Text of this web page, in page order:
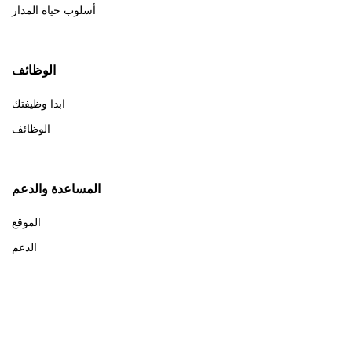
أسلوب حياة المدار
الوظائف
ابدا وظيفتك
الوظائف
المساعدة والدعم
الموقع
الدعم